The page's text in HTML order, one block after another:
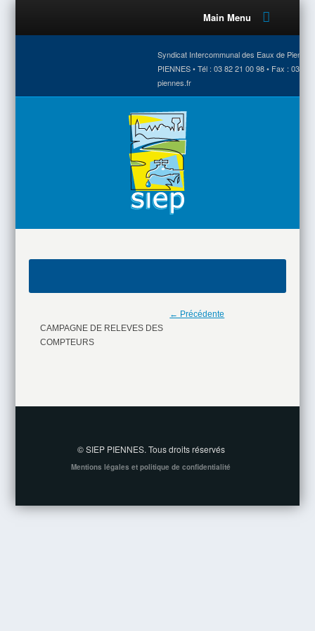
Main Menu
Syndicat Intercommunal des Eaux de
PIENNES • Tél : 03 82 21 00 98 • Fax : 03
piennes.fr
← Précédente
CAMPAGNE DE RELEVES DES
COMPTEURS
© SIEP PIENNES. Tous droits réservés
Mentions légales et politique de confidentialité